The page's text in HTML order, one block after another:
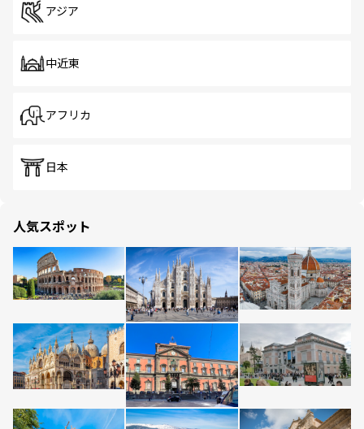
アジア
中近東
アフリカ
日本
人気スポット